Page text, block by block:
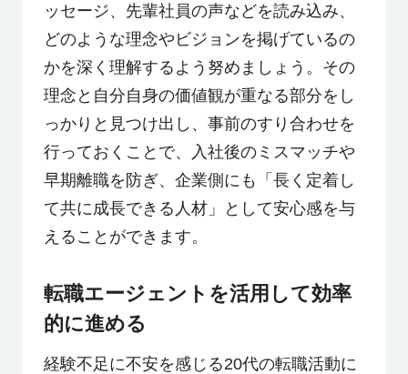
ッセージ、先輩社員の声などを読み込み、
どのような理念やビジョンを掲げているの
かを深く理解するよう努めましょう。その
理念と自分自身の価値観が重なる部分をし
っかりと見つけ出し、事前のすり合わせを
行っておくことで、入社後のミスマッチや
早期離職を防ぎ、企業側にも「長く定着し
て共に成長できる人材」として安心感を与
えることができます。
転職エージェントを活用して効率
的に進める
経験不足に不安を感じる20代の転職活動に